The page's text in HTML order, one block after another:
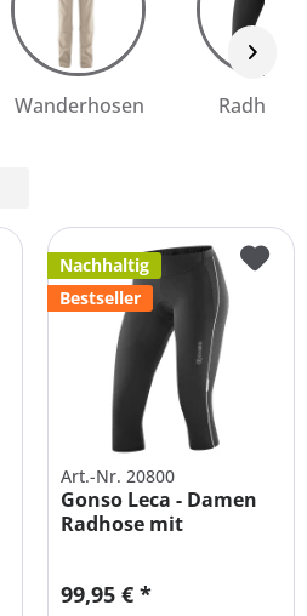
Wanderhosen
Nachhaltig
Bestseller
Art.-Nr. 20800
Gonso Leca - Damen
Radhose mit
99,95 € *